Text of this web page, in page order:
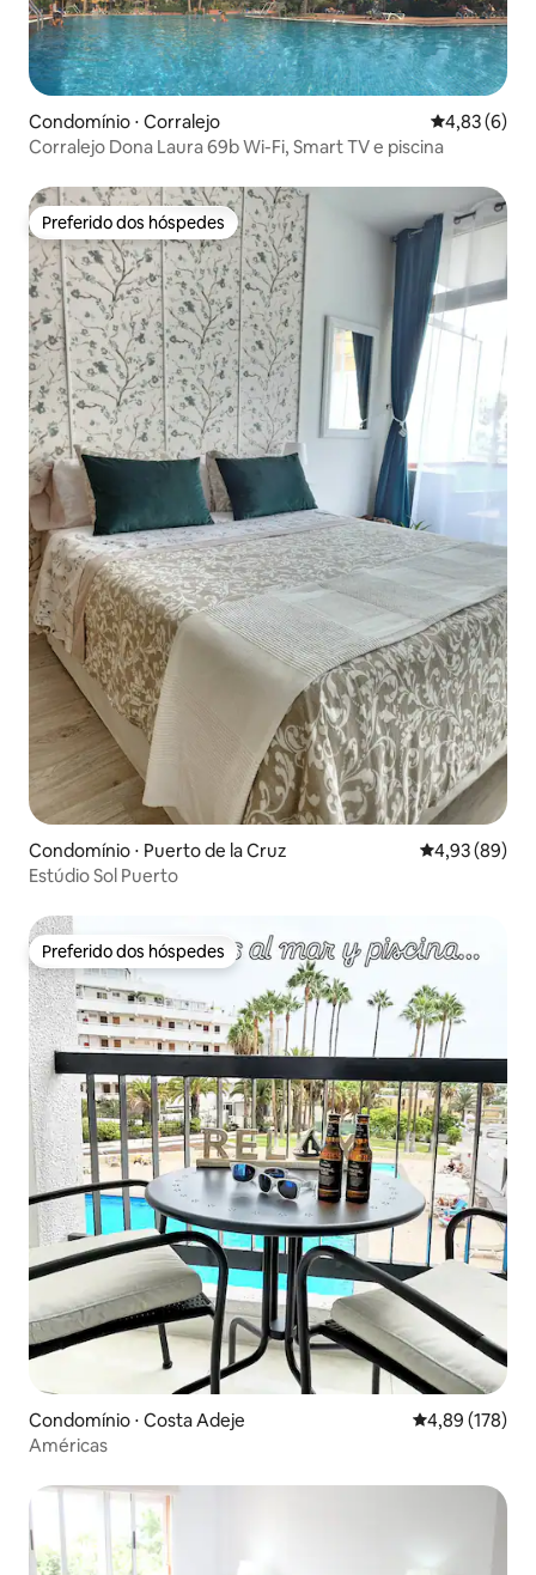
Condomínio ⋅ Corralejo 4,83 de uma
4,83 (6)
Corralejo Dona Laura 69b Wi-Fi, Smart TV e piscina
Preferido dos hóspedes
Preferido dos hóspedes
Condomínio ⋅ Puerto de la Cruz 4,93 de uma
4,93 (89)
Estúdio Sol Puerto
Preferido dos hóspedes
Preferido dos hóspedes
Condomínio ⋅ Costa Adeje 4,89 de uma
4,89 (178)
Américas